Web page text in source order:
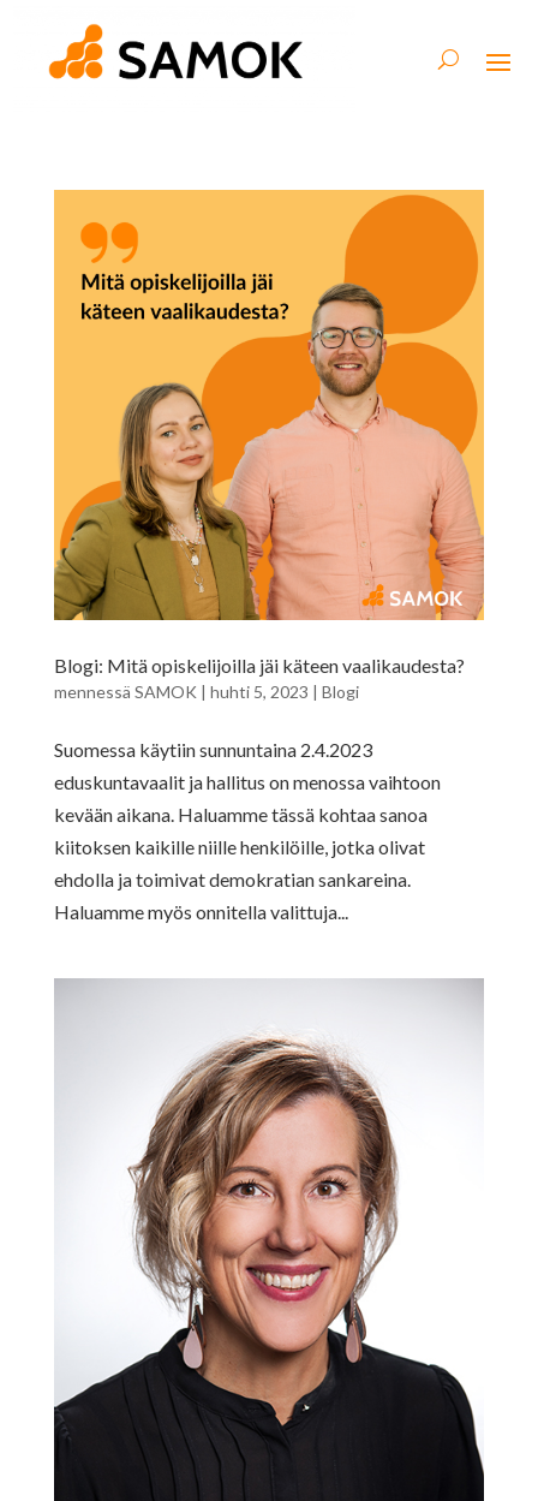
Blogi: Mitä opiskelijoilla jäi käteen vaalikaudesta?
mennessä SAMOK | huhti 5, 2023 | Blogi
Suomessa käytiin sunnuntaina 2.4.2023
eduskuntavaalit ja hallitus on menossa vaihtoon
kevään aikana. Haluamme tässä kohtaa sanoa
kiitoksen kaikille niille henkilöille, jotka olivat
ehdolla ja toimivat demokratian sankareina.
Haluamme myös onnitella valittuja...